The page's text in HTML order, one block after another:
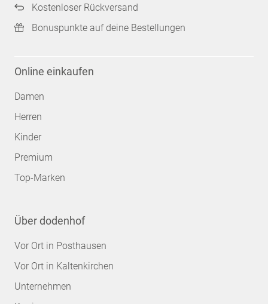
Kostenloser Rückversand
Bonuspunkte auf deine Bestellungen
Online einkaufen
Damen
Herren
Kinder
Premium
Top-Marken
Über dodenhof
Vor Ort in Posthausen
Vor Ort in Kaltenkirchen
Unternehmen